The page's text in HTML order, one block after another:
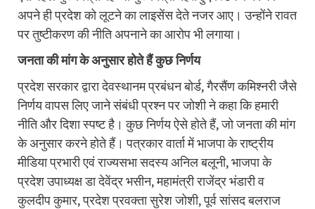
अपने ही प्रदेश को लूटने का लाइसेंस देते नजर आए। उन्होंने रावत
पर तुष्टीकरण की नीति अपनाने का आरोप भी लगाया।
जनता की मांग के अनुसार होते हैं कुछ निर्णय
प्रदेश सरकार द्वारा देवस्थानम प्रबंधन बोर्ड, गैरसैंण कमिश्नरी जैसे
निर्णय वापस लिए जाने संबंधी प्रश्न पर जोशी ने कहा कि हमारी
नीति और दिशा स्पष्ट है। कुछ निर्णय ऐसे होते हैं, जो जनता की मांग
के अनुसार करने होते हैं। पत्रकार वार्ता में भाजपा के राष्ट्रीय
मीडिया प्रभारी एवं राज्यसभा सदस्य अनिल बलूनी, भाजपा के
प्रदेश उपाध्यक्ष डा देवेंद्र भसीन, महामंत्री राजेंद्र भंडारी व
कुलदीप कुमार, प्रदेश प्रवक्ता सुरेश जोशी, पूर्व सांसद बलराज